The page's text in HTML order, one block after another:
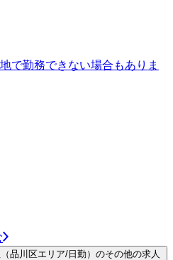
で勤務できない場合もありま
品川区エリア/日勤）のその他の求人